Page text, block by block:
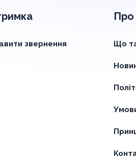
звернення
Про
Що